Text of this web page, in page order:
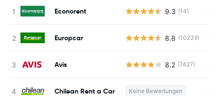
Econorent 9.3 (14)
Europcar 8.8 (10239)
Avis 8.2 (7427)
Chilean Rent a Car Keine Bewertungen